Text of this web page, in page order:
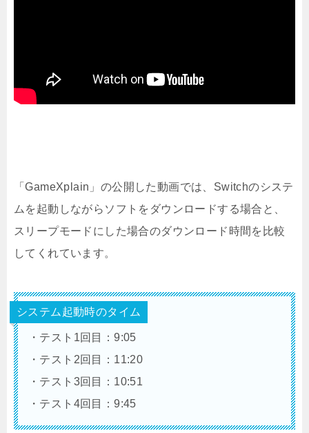
「GameXplain」の公開した動画では、Switchのシステ
ムを起動しながらソフトをダウンロードする場合と、
スリープモードにした場合のダウンロード時間を比較
してくれています。
システム起動時のタイム
・テスト1回目：9:05
・テスト2回目：11:20
・テスト3回目：10:51
・テスト4回目：9:45